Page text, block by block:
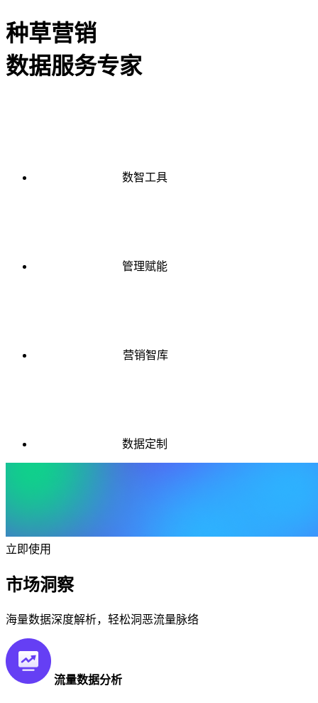
种草营销
数据服务专家
数智工具
管理赋能
营销智库
数据定制
立即使用
市场洞察
海量数据深度解析，轻松洞恶流量脉络
流量数据分析